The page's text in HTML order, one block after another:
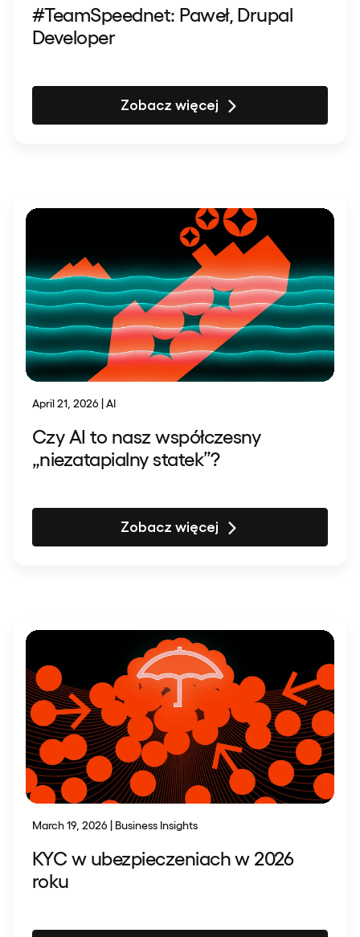
#TeamSpeednet: Paweł, Drupal
Developer
Zobacz więcej
April 21, 2026 | AI
Czy AI to nasz współczesny
„niezatapialny statek”?
Zobacz więcej
March 19, 2026 | Business Insights
KYC w ubezpieczeniach w 2026
roku